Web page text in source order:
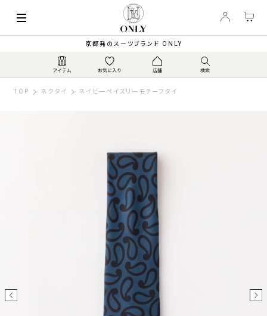
京都発のスーツブランド ONLY
TOP ネクタイ ネイビーペイズリーモチーフタイ